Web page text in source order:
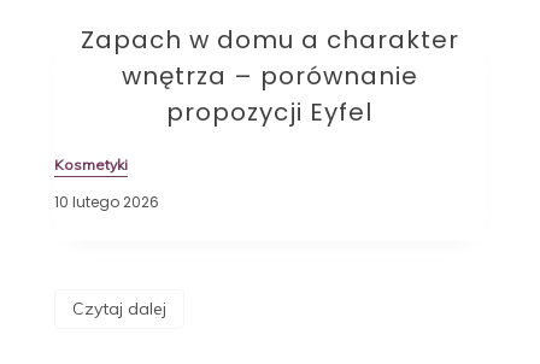
Zapach w domu a charakter
wnętrza – porównanie
propozycji Eyfel
Kosmetyki
10 lutego 2026
Czytaj dalej